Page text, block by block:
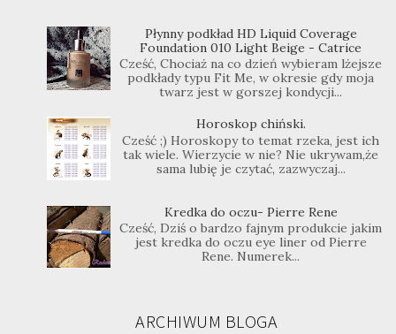
Płynny podkład HD Liquid Coverage
Foundation 010 Light Beige - Catrice
Cześć, Chociaż na co dzień wybieram lżejsze
podkłady typu Fit Me, w okresie gdy moja
twarz jest w gorszej kondycji...
Horoskop chiński.
Cześć ;) Horoskopy to temat rzeka, jest ich
tak wiele. Wierzycie w nie? Nie ukrywam,że
sama lubię je czytać, zazwyczaj...
Kredka do oczu- Pierre Rene
Cześć, Dziś o bardzo fajnym produkcie jakim
jest kredka do oczu eye liner od Pierre
Rene. Numerek...
ARCHIWUM BLOGA